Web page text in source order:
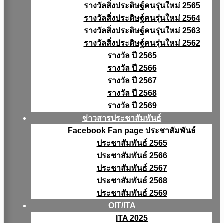
รางวัลสิ่งประดิษฐ์คนรุ่นใหม่ 2565
รางวัลสิ่งประดิษฐ์คนรุ่นใหม่ 2564
รางวัลสิ่งประดิษฐ์คนรุ่นใหม่ 2563
รางวัลสิ่งประดิษฐ์คนรุ่นใหม่ 2562
รางวัล ปี 2565
รางวัล ปี 2566
รางวัล ปี 2567
รางวัล ปี 2568
รางวัล ปี 2569
ข่าวสารประชาสัมพันธ์
Facebook Fan page ประชาสัมพันธ์
ประชาสัมพันธ์ 2565
ประชาสัมพันธ์ 2566
ประชาสัมพันธ์ 2567
ประชาสัมพันธ์ 2568
ประชาสัมพันธ์ 2569
OIT/ITA
ITA 2025